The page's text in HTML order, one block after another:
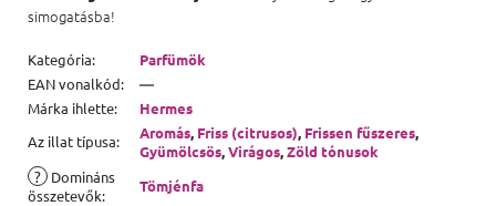
simogatásba!
Kategória:
Parfümök
EAN vonalkód:
—
Márka ihlette:
Hermes
Az illat típusa: Aromás, Friss (citrusos), Frissen fűszeres,
Gyümölcsös,Virágos,Zöld tónusok
? Domináns
összetevők:
Tömjénfa